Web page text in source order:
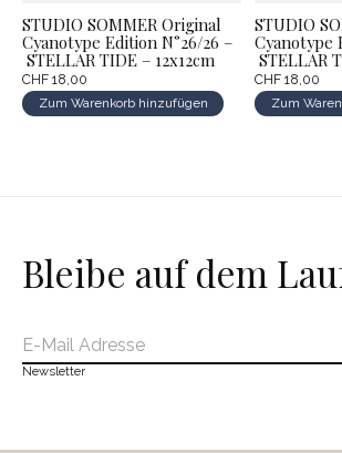
STUDIO SOMMER Original
Cyanotype Edition N°26/26 –
STELLAR TIDE – 12x12cm
CHF 18,00
Zum Warenkorb hinzufügen
STUDIO
Cyanotype
STELLAR
CHF 18,00
Zum
Bleibe auf dem
Newsletter